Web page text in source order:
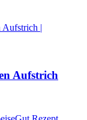
Aufstrich